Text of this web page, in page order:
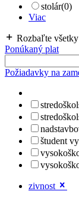
stolár(0)
Viac
Rozbaľte
Ponúkaný plat
Požiadavky na
študent
zivnost